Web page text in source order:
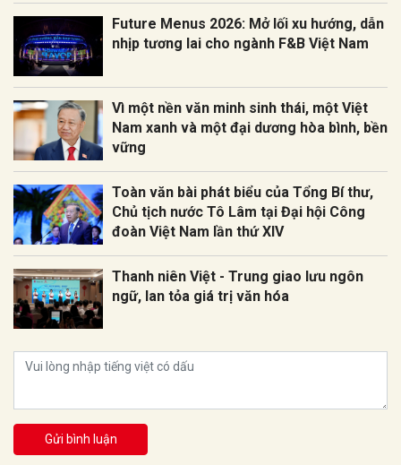
Future Menus 2026: Mở lối xu hướng, dẫn
nhịp tương lai cho ngành F&B Việt Nam
Vì một nền văn minh sinh thái, một Việt
Nam xanh và một đại dương hòa bình, bền
vững
Toàn văn bài phát biểu của Tổng Bí thư,
Chủ tịch nước Tô Lâm tại Đại hội Công
đoàn Việt Nam lần thứ XIV
Thanh niên Việt - Trung giao lưu ngôn
ngữ, lan tỏa giá trị văn hóa
Gửi bình luận